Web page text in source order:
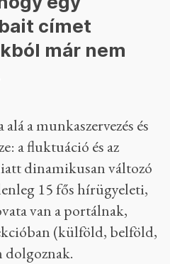
címet
már nem
a munkaszervezés és
a fluktuáció és az
dinamikusan változó
15 fős hírügyeleti,
van a portálnak,
(külföld, belföld,
dolgoznak.